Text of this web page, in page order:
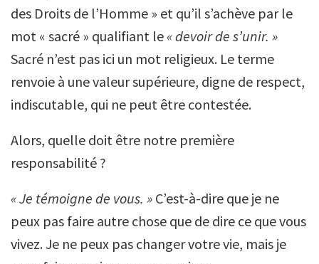
des Droits de l’Homme » et qu’il s’achève par le
mot « sacré » qualifiant le « devoir de s’unir. »
Sacré n’est pas ici un mot religieux. Le terme
renvoie à une valeur supérieure, digne de respect,
indiscutable, qui ne peut être contestée.
Alors, quelle doit être notre première
responsabilité ?
« Je témoigne de vous. » C’est-à-dire que je ne
peux pas faire autre chose que de dire ce que vous
vivez. Je ne peux pas changer votre vie, mais je